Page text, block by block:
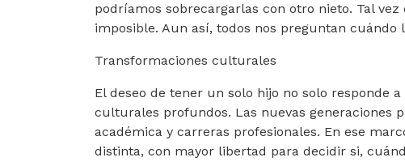
podríamos sobrecargarlas con otro nieto. Tal
imposible. Aun así, todos nos preguntan cuándo
Transformaciones culturales
El deseo de tener un solo hijo no solo responde
culturales profundos. Las nuevas generaciones
académica y carreras profesionales. En ese
distinta, con mayor libertad para decidir si,